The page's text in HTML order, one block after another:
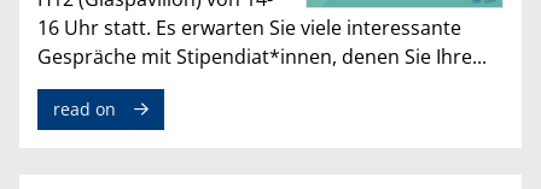
16 Uhr statt. Es erwarten Sie viele interessante
Gespräche mit Stipendiat*innen, denen Sie Ihre...
read on